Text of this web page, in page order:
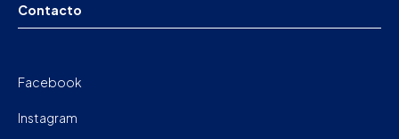
Contacto
Facebook
Instagram